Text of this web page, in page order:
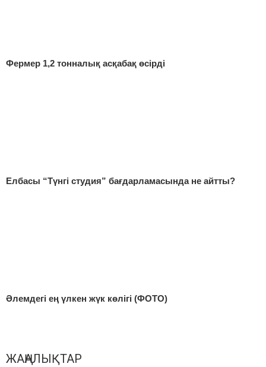
Фермер 1,2 тонналық асқабақ өсірді
Елбасы “Түнгі студия” бағдарламасында не айтты?
Әлемдегі ең үлкен жүк көлігі (ФОТО)
ЖАҢАЛЫҚТАР